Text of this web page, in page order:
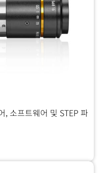
, 소프트웨어 및 STEP 파